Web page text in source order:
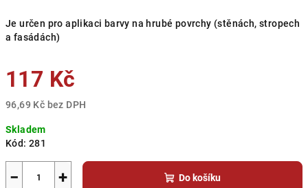
Je určen pro aplikaci barvy na hrubé povrchy (stěnách, stropech
a fasádách)
117 Kč
96,69 Kč bez DPH
cena:
Skladem
Kód: 281
+
− Do košíku